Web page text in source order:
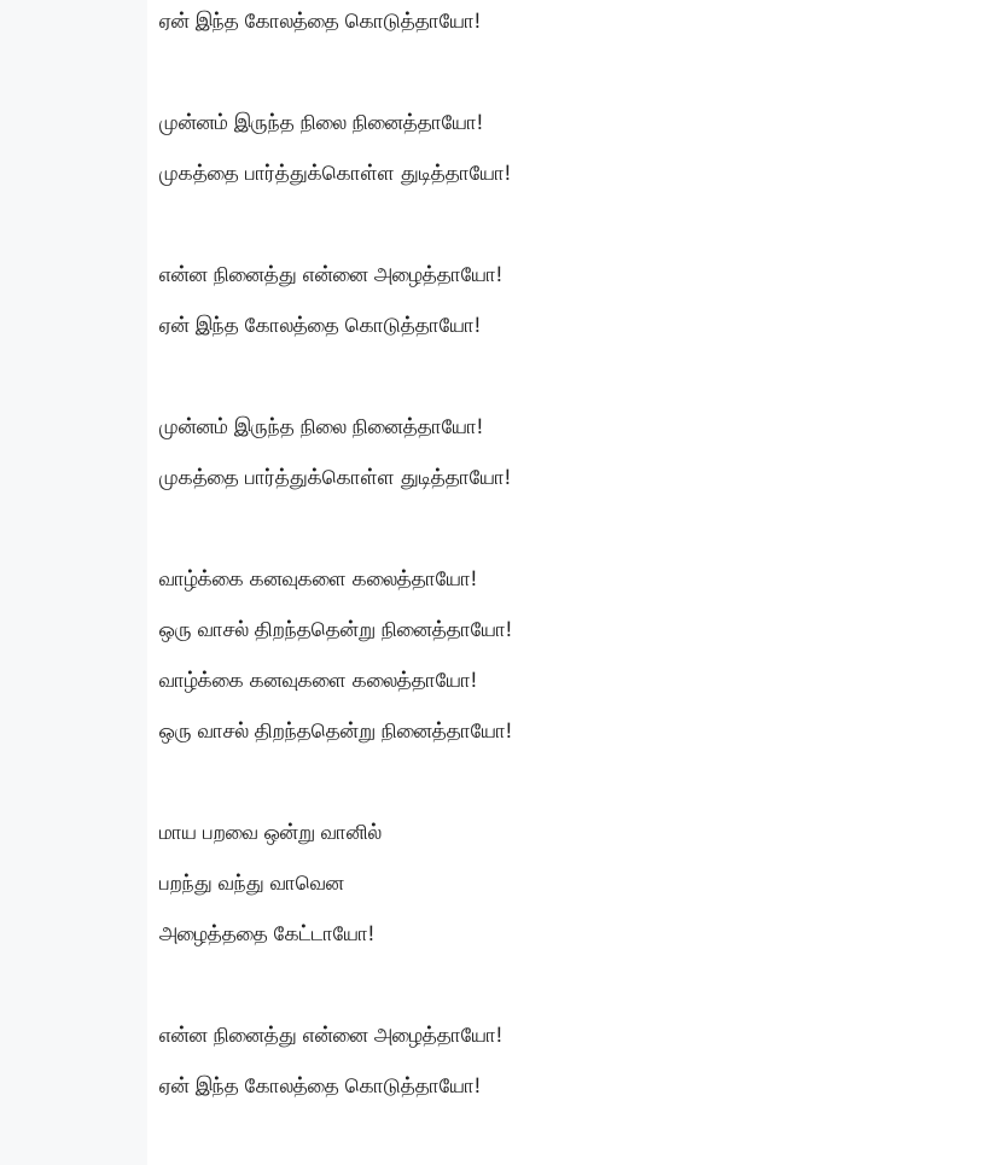
ஏன் இந்த கோலத்தை கொடுத்தாயோ!
முன்னம் இருந்த நிலை நினைத்தாயோ!
முகத்தை பார்த்துக்கொள்ள துடித்தாயோ!
என்ன நினைத்து என்னை அழைத்தாயோ!
ஏன் இந்த கோலத்தை கொடுத்தாயோ!
முன்னம் இருந்த நிலை நினைத்தாயோ!
முகத்தை பார்த்துக்கொள்ள துடித்தாயோ!
வாழ்க்கை கனவுகளை கலைத்தாயோ!
ஒரு வாசல் திறந்ததென்று நினைத்தாயோ!
வாழ்க்கை கனவுகளை கலைத்தாயோ!
ஒரு வாசல் திறந்ததென்று நினைத்தாயோ!
மாய பறவை ஒன்று வானில்
பறந்து வந்து வாவென
அழைத்ததை கேட்டாயோ!
என்ன நினைத்து என்னை அழைத்தாயோ!
ஏன் இந்த கோலத்தை கொடுத்தாயோ!